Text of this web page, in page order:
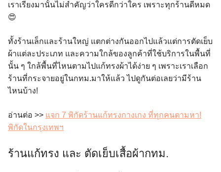
เราเรียงมานั้นไม่สำคัญว่าใครดีกว่าใคร เพราะทุกร้านดีหมด
😍
ทั้งร้านเล็กและร้านใหญ่ แตกต่างกันออกไปแล้วแต่การตัดเย็บ
ผ้าแต่ละประเภท และความใกล้ของลูกค้าที่ใช้บริการในพื้นที่
นั้น ๆ ใกล้พื้นที่ไหนตามไปแก้ทรงผ้าได้ง่าย ๆ เพราะเราเลือก
ร้านที่กระจายอยู่ในกทม.มาให้แล้ว ไปดูกันต่อเลยว่ามีร้าน
ไหนบ้าง!
อ่านต่อ >> แจก 7 พิกัดร้านแก้ทรงกางเกง ที่ทุกคนตามหา!
พิกัดในกรุงเทพฯ
ร้านแก้ทรง และ ตัดเย็บเสื้อผ้ากทม.